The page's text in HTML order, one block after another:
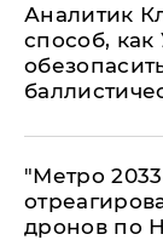
Аналитик
способ,
"Метро
дронов по